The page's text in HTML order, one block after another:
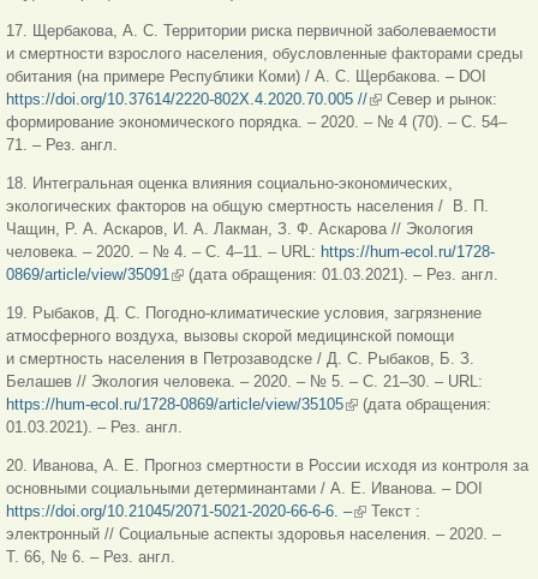
17. Щербакова, А. С. Территории риска первичной заболеваемости
и смертности взрослого населения, обусловленные факторами среды
обитания (на примере Республики Коми) / А. С. Щербакова. – DOI
https://doi.org/10.37614/2220-802X.4.2020.70.005 //(внешняя ссылка)
Север и рынок:
формирование экономического порядка. – 2020. – № 4 (70). – С. 54–
71. – Рез. англ.
18. Интегральная оценка влияния социально-экономических,
экологических факторов на общую смертность населения / В. П.
Чащин, Р. А. Аскаров, И. А. Лакман, З. Ф. Аскарова // Экология
человека. – 2020. – № 4. – С. 4–11. – URL: https://hum-ecol.ru/1728-
0869/article/view/35091(внешняя ссылка)
(дата обращения: 01.03.2021). – Рез. англ.
19. Рыбаков, Д. С. Погодно-климатические условия, загрязнение
атмосферного воздуха, вызовы скорой медицинской помощи
и смертность населения в Петрозаводске / Д. С. Рыбаков, Б. З.
Белашев // Экология человека. – 2020. – № 5. – С. 21–30. – URL:
https://hum-ecol.ru/1728-0869/article/view/35105(внешняя ссылка)
(дата обращения:
01.03.2021). – Рез. англ.
20. Иванова, А. Е. Прогноз смертности в России исходя из контроля за
основными социальными детерминантами / А. Е. Иванова. – DOI
https://doi.org/10.21045/2071-5021-2020-66-6-6. –(внешняя ссылка)
Текст :
электронный // Социальные аспекты здоровья населения. – 2020. –
Т. 66, № 6. – Рез. англ.